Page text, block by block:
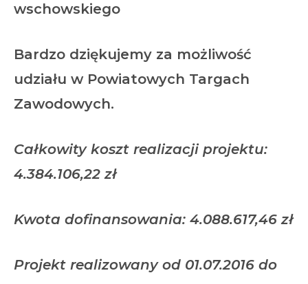
wschowskiego
Bardzo dziękujemy za możliwość
udziału w Powiatowych Targach
Zawodowych.
Całkowity koszt realizacji projektu:
4.384.106,22 zł
Kwota dofinansowania: 4.088.617,46 zł
Projekt realizowany od 01.07.2016 do